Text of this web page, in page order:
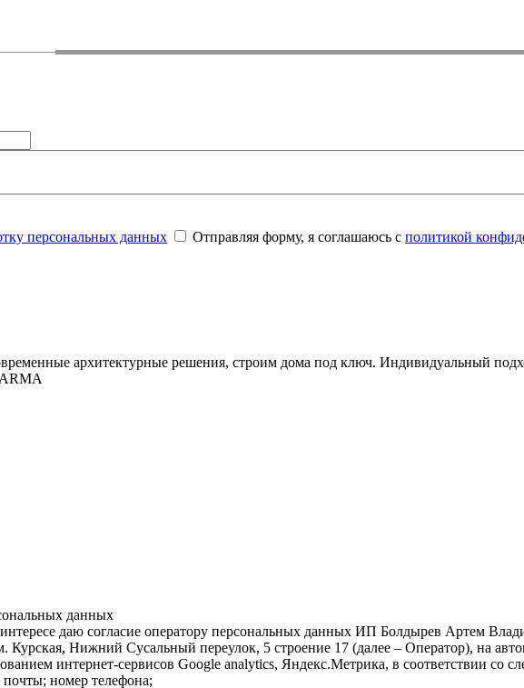
персональных данных Отправляя форму, я соглашаюсь с политикой
архитектурные решения, строим дома под ключ. Индивидуальный
ARMA
данных
даю согласие оператору персональных данных ИП Болдырев Артем
Курская, Нижний Сусальный переулок, 5 строение 17 (далее – Оператор), на
интернет-сервисов Google analytics, Яндекс.Метрика, в соответствии со
номер телефона;